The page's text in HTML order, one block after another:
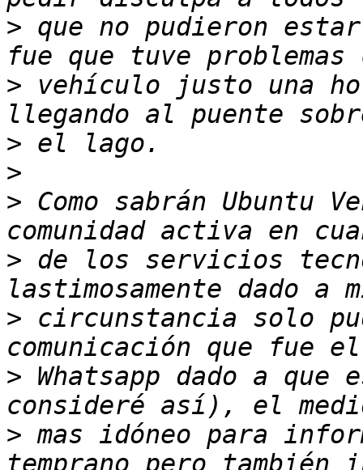
> que no pudieron
> vehículo justo una
>
>
> Como sabrán Ubuntu
> de los servicios
> circunstancia solo
> Whatsapp dado a
> mas idóneo para